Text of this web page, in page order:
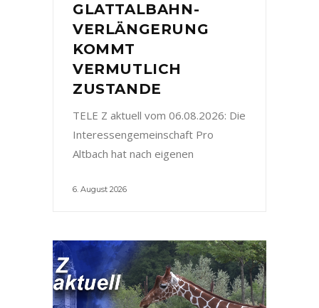
GLATTALBAHN-
VERLÄNGERUNG
KOMMT
VERMUTLICH
ZUSTANDE
TELE Z aktuell vom 06.08.2026: Die
Interessengemeinschaft Pro
Altbach hat nach eigenen
6. August 2026